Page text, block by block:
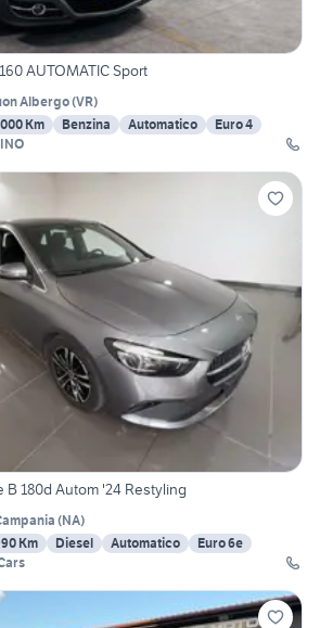
AUTOMATIC Sport
Albergo(VR)
Km Benzina Automatico
Euro 4
180d Autom '24 Restyling
(NA)
Km Diesel Automatico
Euro 6e